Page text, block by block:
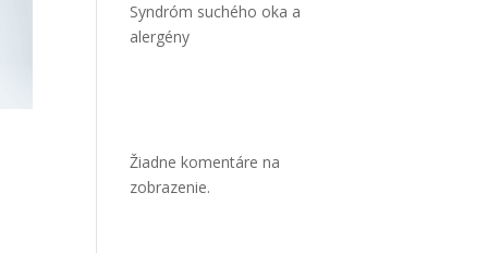
Syndróm suchého oka a
alergény
Žiadne komentáre na
zobrazenie.